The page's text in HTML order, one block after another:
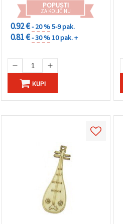
POPUSTI
ZA KOLIČINU
0.92 €- 20 %5-9 pak.
0.81 €- 30 %10 pak. +
KUPI